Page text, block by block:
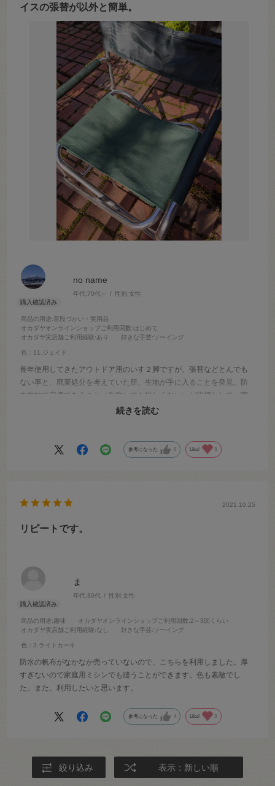
no name
年代:70代～ 性別:女性
商品の用途:普段づかい・実用品
オカダヤオンラインショップご利用回数:はじめて
オカダヤ実店舗ご利用経験:あり 好きな手芸:ソーイング
色：11.ジェイド
イスの張替が以外と簡単。
長年使用してきたアウトドア用のいす２脚ですが、張替などとんでも
ない事と、廃棄処分を考えていた所、生地が手に入ることを発見。防
水生地で安価であること（失敗しても惜しくない）が後押しして、実
現しました。家庭用ミシンで普通に縫えて、仕上がりも上々です。た
続きを読む
参考になった 0 Like! 3
ま
年代:30代 性別:女性
商品の用途:趣味 オカダヤオンラインショップご利用回数:2～3回くらい
オカダヤ実店舗ご利用経験:なし 好きな手芸:ソーイング
色：3.ライトカーキ
2021.10.25
リピートです。
防水の帆布がなかなか売っていないので、こちらを利用しました。厚
すぎないので家庭用ミシンでも縫うことができます。色も素敵でし
た。また、利用したいと思います。
参考になった 4 Like! 3
絞り込み 表示：新しい順